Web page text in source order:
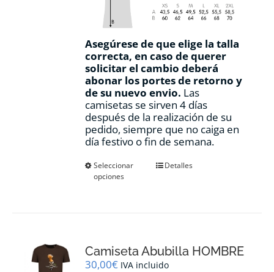
Asegúrese de que elige la talla
correcta, en caso de querer
solicitar el cambio deberá
abonar los portes de retorno y
de su nuevo envio. Las
camisetas se sirven 4 días
después de la realización de su
pedido, siempre que no caiga en
día festivo o fin de semana.
Seleccionar
opciones
Este
se
pueden
Detalles
Camiseta Abubilla HOMBRE
30,00€ IVA incluido